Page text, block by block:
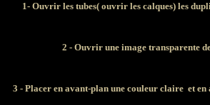
1- Ouvrir les tubes( ouvrir les calques) les
2 - Ouvrir une image transparente
3 - Placer en avant-plan une couleur claire et